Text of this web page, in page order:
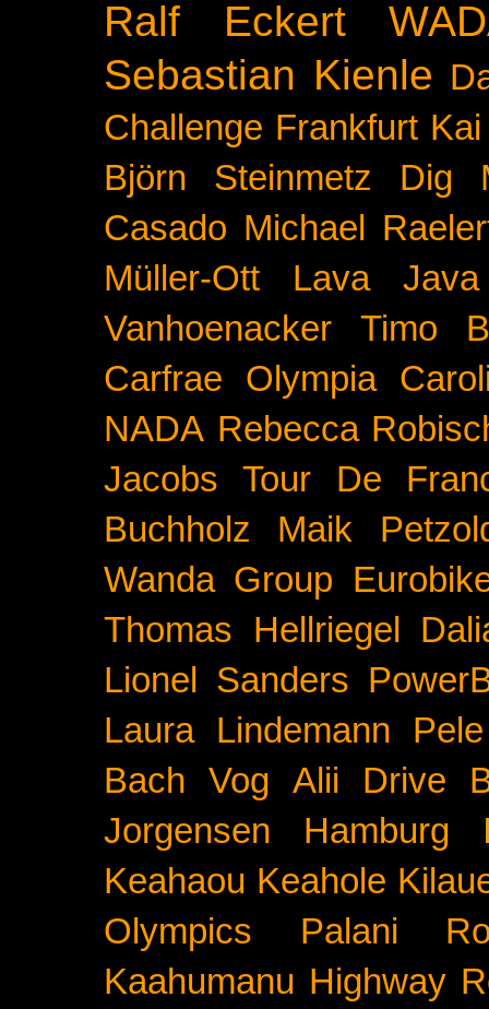
Ralf Eckert
Sebastian Kienle
Challenge Frankfurt
Björn Steinmetz
Dig
Casado Michael
Müller-Ott
Lava Java
Vanhoenacker
Timo
Carfrae
Olympia
NADA Rebecca
Jacobs
Tour De
Buchholz
Maik
Wanda Group
Thomas Hellriegel
Lionel Sanders
Laura Lindemann
Pele
Bach Vog Alii Drive
Jorgensen
Hamburg
Keahaou Keahole
Olympics
Palani
Kaahumanu Highway